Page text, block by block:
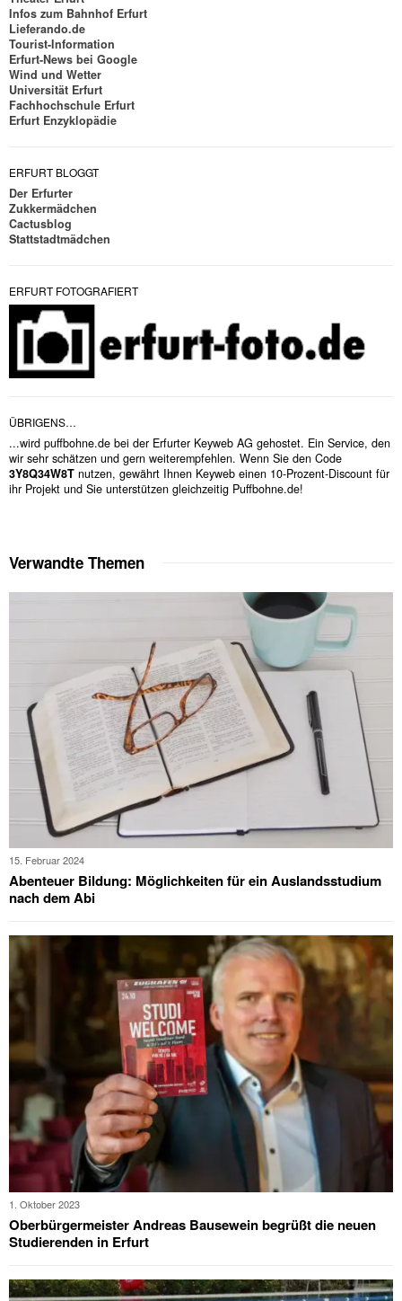
Infos zum Bahnhof Erfurt
Lieferando.de
Tourist-Information
Erfurt-News bei Google
Wind und Wetter
Universität Erfurt
Fachhochschule Erfurt
Erfurt Enzyklopädie
ERFURT BLOGGT
Der Erfurter
Zukkermädchen
Cactusblog
Stattstadtmädchen
ERFURT FOTOGRAFIERT
ÜBRIGENS…
...wird puffbohne.de bei der Erfurter Keyweb AG gehostet. Ein Service, den
wir sehr schätzen und gern weiterempfehlen. Wenn Sie den Code
3Y8Q34W8T nutzen, gewährt Ihnen Keyweb einen 10-Prozent-Discount für
ihr Projekt und Sie unterstützen gleichzeitig Puffbohne.de!
Verwandte Themen
15. Februar 2024
Abenteuer Bildung: Möglichkeiten für ein Auslandsstudium
nach dem Abi
1. Oktober 2023
Oberbürgermeister Andreas Bausewein begrüßt die neuen
Studierenden in Erfurt